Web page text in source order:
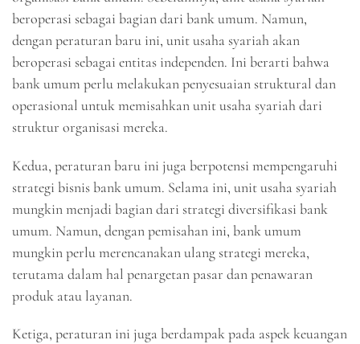
beroperasi sebagai bagian dari bank umum. Namun,
dengan peraturan baru ini, unit usaha syariah akan
beroperasi sebagai entitas independen. Ini berarti bahwa
bank umum perlu melakukan penyesuaian struktural dan
operasional untuk memisahkan unit usaha syariah dari
struktur organisasi mereka.
Kedua, peraturan baru ini juga berpotensi mempengaruhi
strategi bisnis bank umum. Selama ini, unit usaha syariah
mungkin menjadi bagian dari strategi diversifikasi bank
umum. Namun, dengan pemisahan ini, bank umum
mungkin perlu merencanakan ulang strategi mereka,
terutama dalam hal penargetan pasar dan penawaran
produk atau layanan.
Ketiga, peraturan ini juga berdampak pada aspek keuangan